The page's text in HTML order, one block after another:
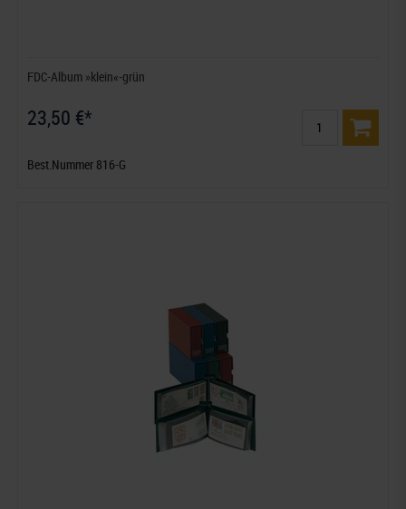
FDC-Album »klein«-grün
23,50 €*
Best.Nummer 816-G